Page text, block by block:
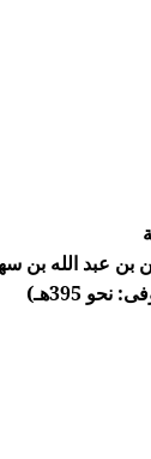
بن عبد الله بن
395هـ)